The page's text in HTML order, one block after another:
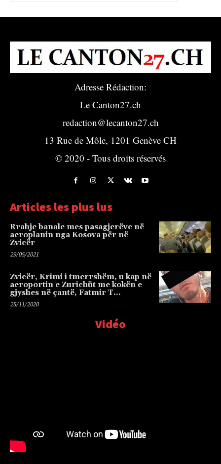
Adresse Rédaction:
Le Canton27.ch
redaction@lecanton27.ch
13 Rue de Môle, 1201 Genève CH
© 2020 - Tous droits réservés
Articles les plus lus
Rrahje banale mes pasagjerëve në
aeroplanin nga Kosova për në
Zvicër
29/05/2021
Zvicër, Krimi i tmerrshëm, u kap në
aeroportin e Zurichüt me kokën e
gjyshes në çantë, Fatmir T…
25/11/2020
Vidéo